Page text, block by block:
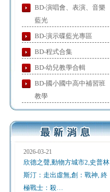
BD-演唱會、表演、音樂
藍光
BD-演示碟藍光專區
BD-程式合集
BD-幼兒教學合輯
BD-國小國中高中補習班
教學
2026-03-21
欣德之聲,動物方城市2,史普林
斯汀：走出虛無,創：戰神, 終
極戰士：殺…